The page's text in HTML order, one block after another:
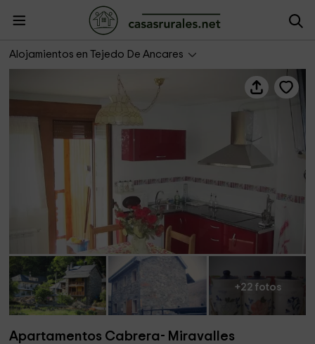
Alojamientos en Tejedo De Ancares
Apartamentos Cabrera- Miravalles
+22 fotos
Apartamentos Cabrera- Miravalles